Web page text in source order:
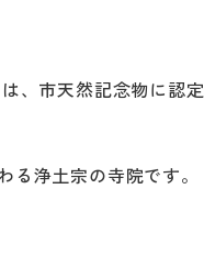
、市天然記念物に認定
浄土宗の寺院です。